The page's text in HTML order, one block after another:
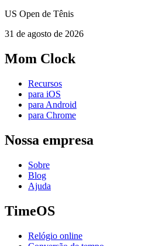
US Open de Tênis
31 de agosto de 2026
Mom Clock
Recursos
para iOS
para Android
para Chrome
Nossa empresa
Sobre
Blog
Ajuda
TimeOS
Relógio online